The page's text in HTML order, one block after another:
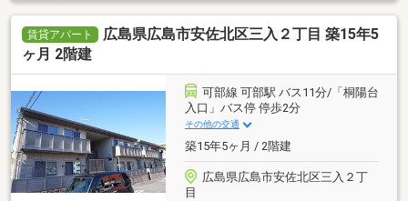
賃貸アパート
広島県広島市安佐北区三入２丁目 築15年5
ヶ月 2階建
可部線 可部駅 バス11分/「桐陽台
入口」バス停 停歩2分
その他の交通
築15年5ヶ月 / 2階建
広島県広島市安佐北区三入２丁
目